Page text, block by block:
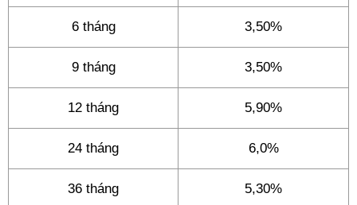
6 tháng 3,50%
9 tháng 3,50%
12 tháng 5,90%
24 tháng 6,0%
36 tháng 5,30%